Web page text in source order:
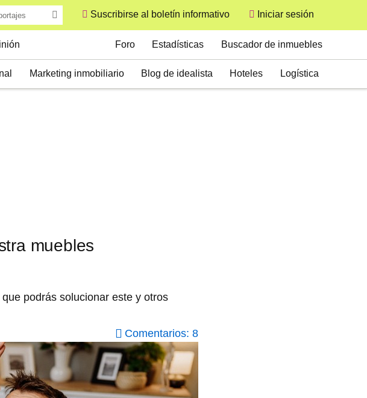
Suscribirse al boletín informativo
User
Iniciar sesión
Marketing inmobiliario Blog de idealista Hoteles Logística
Foro Estadísticas Buscador de inmuebles
muebles
podrás solucionar este y otros
Comentarios: 8